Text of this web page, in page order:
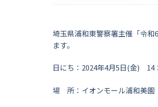
埼玉県浦和東警察署主催「令
ます。
日にち：2024年4月5日(金) 14
場 所：イオンモール浦和美